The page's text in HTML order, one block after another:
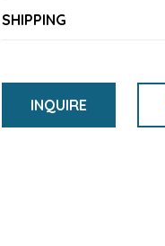
SHIPPING
INQUIRE